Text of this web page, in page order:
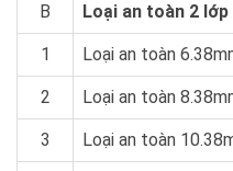
B Loại an toàn 2
1 Loại an toàn
2 Loại an toàn
3 Loại an toàn